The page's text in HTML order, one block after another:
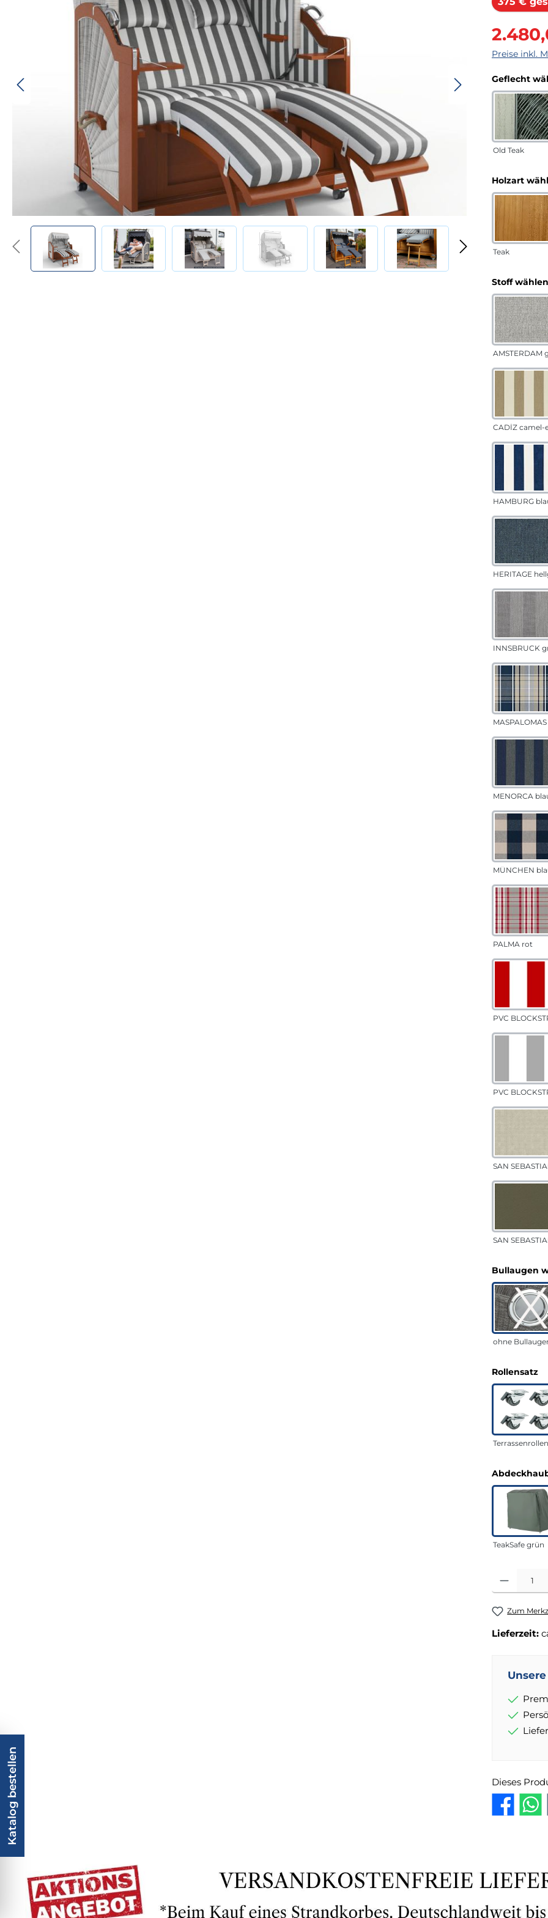
Preise inkl.
Geflecht
Old Teak
Holzart
Teak
Stoff wählen
AMSTERDAM
CADÍZ camel-
HAMBURG
HERITAGE
INNSBRUCK
MENORCA
MÜNCHEN
PALMA rot
PVC
PVC
SAN
SAN
Bullaugen
ohne
Rollensatz
Terrassenrollen
TeakSafe grün
Produkt
Zum
Lieferzeit:
Dieses
Katalog bestellen